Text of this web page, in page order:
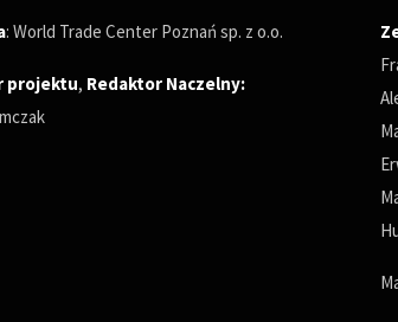
: World Trade Center Poznań sp. z o.o.
projektu, Redaktor Naczelny: